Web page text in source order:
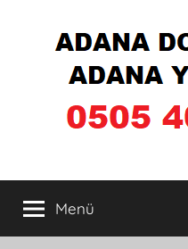
Adana
Doğum
Menü